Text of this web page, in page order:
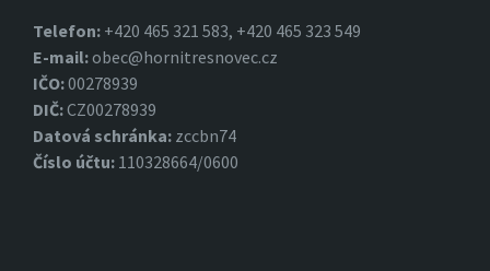
Telefon: +420 465 321 583, +420 465 323 549
E-mail:obec@hornitresnovec.cz
IČO:00278939
DIČ:CZ00278939
Datová schránka: zccbn74
Číslo účtu: 110328664/0600